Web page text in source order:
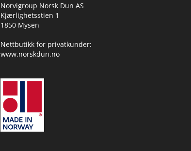
Norvigroup Norsk Dun AS
Kjærlighetsstien 1
1850 Mysen
Nettbutikk for privatkunder:
www.norskdun.no